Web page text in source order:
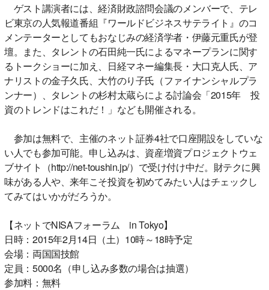
ゲスト講演者には、経済財政諮問会議のメンバーで、テレ
ビ東京の人気報道番組『ワールドビジネスサテライト』のコ
メンテーターとしてもおなじみの経済学者・伊藤元重氏が登
壇。また、タレントの石田純一氏によるマネープランに関す
るトークショーに加え、日経マネー編集長・大口克人氏、ア
ナリストの金子久氏、大竹のり子氏（ファイナンシャルプラ
ンナー）、タレントの杉村太蔵らによる討論会「2015年 投
資のトレンドはこれだ！」なども開催される。
参加は無料で、主催のネット証券4社で口座開設をしていな
い人でも参加可能。申し込みは、資産増資プロジェクトウェ
ブサイト（http://net-toushin.jp/）で受け付け中だ。財テクに興
味がある人や、来年こそ投資を初めてみたい人はチェックし
てみてはいかがだろうか。
【ネットでNISAフォーラム in Tokyo】
日時：2015年2月14日（土）10時～18時予定
会場：両国国技館
定員：5000名（申し込み多数の場合は抽選）
参加料：無料